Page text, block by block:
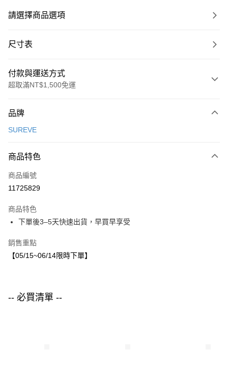
請選擇商品選項
尺寸表
付款與運送方式
超取滿NT$1,500免運
信用卡一次付款
Apple Pay
街口支付
運送方式
每筆NT$80，滿NT$1,500(含以上)免運費
宅配
品牌
SUREVE
商品特色
商品編號
11725829
商品特色
下單後3–5天快速出貨，早買早享受
銷售重點
【05/15~06/14限時下單】
-- 必買清單 --